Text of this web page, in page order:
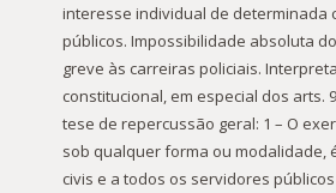
interesse individual de determinada
públicos. Impossibilidade absoluta
greve às carreiras policiais.
constitucional, em especial dos arts.
tese de repercussão geral: 1 – O
sob qualquer forma ou modalidade,
civis e a todos os servidores